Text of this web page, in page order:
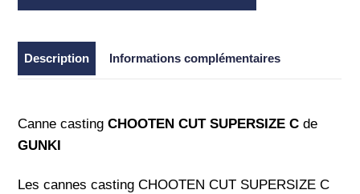
Supersize
Gunki
Description Informations complémentaires
Canne casting CHOOTEN CUT SUPERSIZE Cde
GUNKI
Les cannes casting CHOOTEN CUT SUPERSIZE C